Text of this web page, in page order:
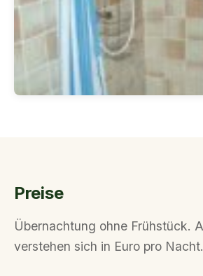
Preise
Übernachtung ohne Frühstück.
verstehen sich in Euro pro Nacht.